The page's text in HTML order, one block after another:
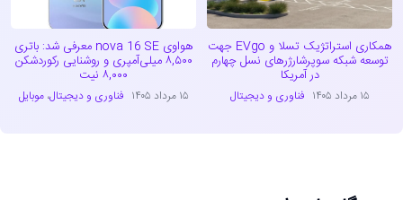
همکاری استراتژیک تسلا و EVgo جهت
توسعه شبکه سوپرشارژرهای نسل چهارم
در آمریکا
۱۵ مرداد ۱۴۰۵ فناوری و دیجیتال
هواوی nova 16 SE معرفی شد: باتری
۸,۵۰۰ میلی‌آمپری و روشنایی رکوردشکن
۸,۰۰۰ نیت
۱۵ مرداد ۱۴۰۵ فناوری و دیجیتال،موبایل